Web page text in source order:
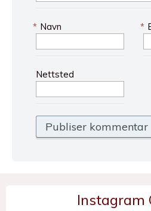
Navn
* *
Nettsted
Instagram